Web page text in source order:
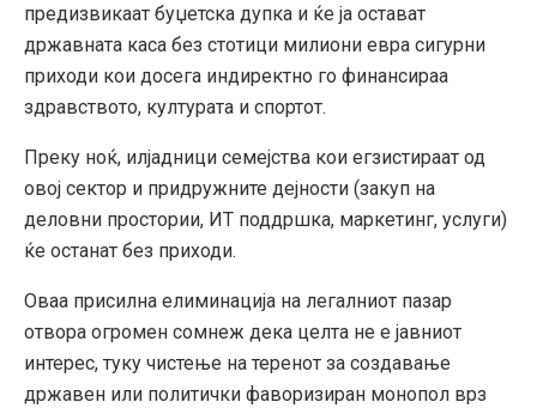
предизвикаат буџетска дупка и ќе ја остават
државната каса без стотици милиони евра сигурни
приходи кои досега индиректно го финансираа
здравството, културата и спортот.
Преку ноќ, илјадници семејства кои егзистираат од
овој сектор и придружните дејности (закуп на
деловни простории, ИТ поддршка, маркетинг, услуги)
ќе останат без приходи.
Оваа присилна елиминација на легалниот пазар
отвора огромен сомнеж дека целта не е јавниот
интерес, туку чистење на теренот за создавање
државен или политички фаворизиран монопол врз